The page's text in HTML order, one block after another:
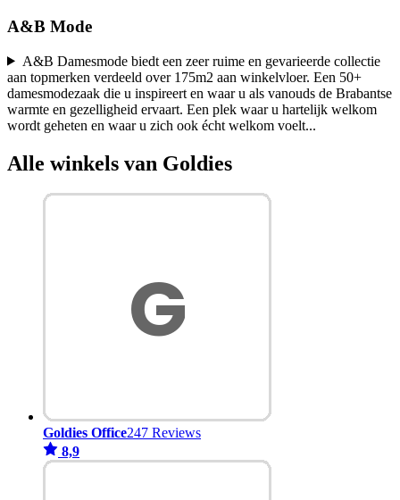
A&B Mode
A&B Damesmode biedt een zeer ruime en gevarieerde collectie
aan topmerken verdeeld over 175m2 aan winkelvloer. Een 50+
damesmodezaak die u inspireert en waar u als vanouds de Brabantse
warmte en gezelligheid ervaart. Een plek waar u hartelijk welkom
wordt geheten en waar u zich ook écht welkom voelt...
Alle winkels van Goldies
Goldies Office247 Reviews
8,9